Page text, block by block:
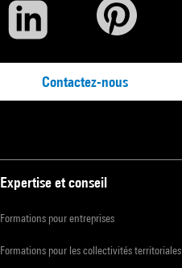
Contactez-nous
Expertise et conseil
Formations pour entreprises
Formations pour les collectivités territoriales